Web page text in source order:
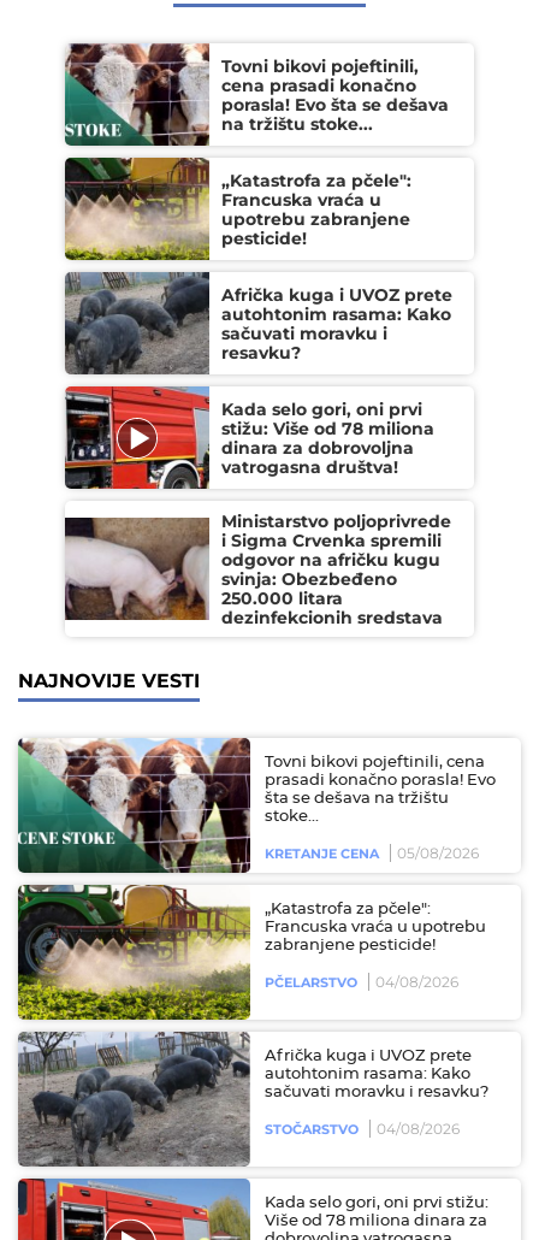
Tovni bikovi pojeftinili,
cena prasadi konačno
porasla! Evo šta se dešava
na tržištu stoke...
„Katastrofa za pčele":
Francuska vraća u
upotrebu zabranjene
pesticide!
Afrička kuga i UVOZ prete
autohtonim rasama: Kako
sačuvati moravku i
resavku?
Kada selo gori, oni prvi
stižu: Više od 78 miliona
dinara za dobrovoljna
vatrogasna društva!
Ministarstvo poljoprivrede
i Sigma Crvenka spremili
odgovor na afričku kugu
svinja: Obezbeđeno
250.000 litara
dezinfekcionih sredstava
NAJNOVIJE VESTI
Tovni bikovi pojeftinili, cena
prasadi konačno porasla! Evo
šta se dešava na tržištu
stoke...
KRETANJE CENA 05/08/2026
„Katastrofa za pčele":
Francuska vraća u upotrebu
zabranjene pesticide!
PČELARSTVO 04/08/2026
Afrička kuga i UVOZ prete
autohtonim rasama: Kako
sačuvati moravku i resavku?
STOČARSTVO 04/08/2026
Kada selo gori, oni prvi stižu:
Više od 78 miliona dinara za